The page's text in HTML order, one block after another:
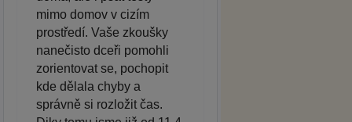
mimo domov v cizím
prostředí. Vaše zkoušky
nanečisto dceři pomohli
zorientovat se, pochopit
kde dělala chyby a
správně si rozložit čas.